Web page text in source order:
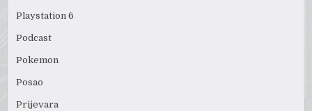
Playstation 6
Podcast
Pokemon
Posao
Prijevara